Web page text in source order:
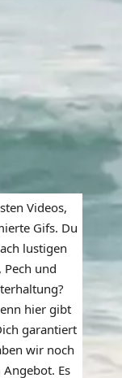
Videos,
Gifs. Du
lustigen
und
hier gibt
garantiert
wir noch
Es